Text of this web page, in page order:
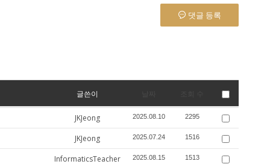
댓글 등록
글쓴이
JKJeong 2025.08.10 2295
JKJeong 2025.07.24 1516
InformaticsTeacher 2025.08.15 1513